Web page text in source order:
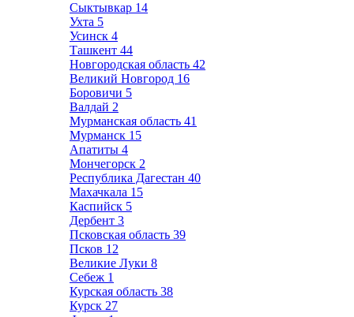
Сыктывкар 14
Ухта 5
Усинск 4
Ташкент 44
Новгородская область 42
Великий Новгород 16
Боровичи 5
Валдай 2
Мурманская область 41
Мурманск 15
Апатиты 4
Мончегорск 2
Республика Дагестан 40
Махачкала 15
Каспийск 5
Дербент 3
Псковская область 39
Псков 12
Великие Луки 8
Себеж 1
Курская область 38
Курск 27